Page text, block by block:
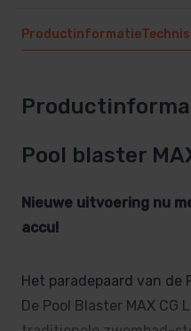
Productinformatie
Pool blaster
Nieuwe uitvoering nu
accu!
Het paradepaard van
De Pool Blaster MAX